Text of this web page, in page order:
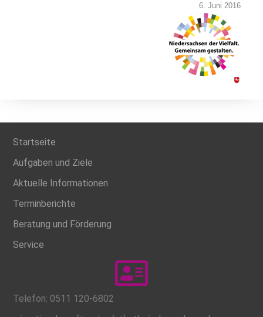
6. Juni 2016
Startseite
Aufgaben und Ziele
Aktuelle Informationen
Terminberichte
Beratung und Förderung
Service
Telefon: 0511 120-6802